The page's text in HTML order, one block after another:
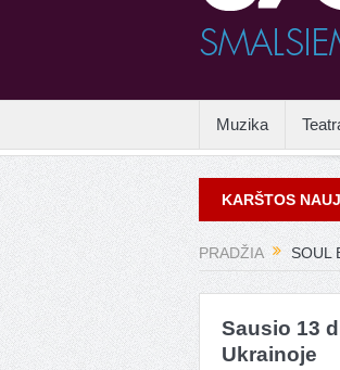
Muzika
KARŠTOS
Vandalizmas mene Drieso van
PRADŽIA SOUL
Sausio 13
Ukrainoje